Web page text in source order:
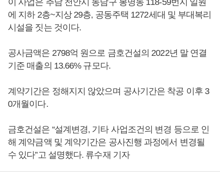
이 사업은 추남 천안시 동남구 봉명동 118-59번지 일원
에 지하 2층~지상 29층, 공동주택 1272세대 및 부대복리
시설을 짓는 것이다.
공사금액은 2798억 원으로 금호건설의 2022년 말 연결
기준 매출의 13.66% 규모다.
계약기간은 정해지지 않았으며 공사기간은 착공 이후 3
0개월이다.
금호건설은 “설계변경, 기타 사업조건의 변경 등으로 인
해 계약금액 및 계약기간은 공사진행 과정에서 변경될
수 있다”고 설명했다. 류수재 기자